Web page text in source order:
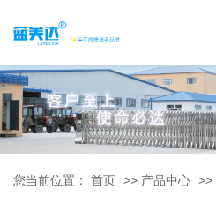
您当前位置： 首页 >> 产品中心 >>